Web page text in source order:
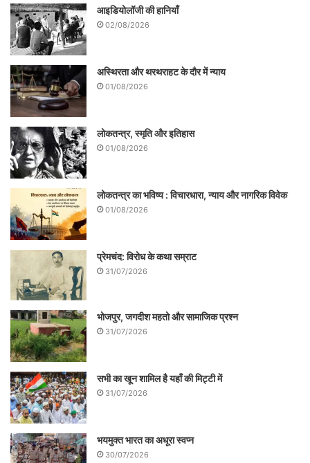
आइडियोलॉजी की हानियाँ
02/08/2026
अस्थिरता और थरथराहट के दौर में न्याय
01/08/2026
लोकतन्त्र, स्मृति और इतिहास
01/08/2026
लोकतन्त्र का भविष्य : विचारधारा, न्याय और नागरिक विवेक
01/08/2026
प्रेमचंद: विरोध के कथा सम्राट
31/07/2026
भोजपुर, जगदीश महतो और सामाजिक प्रश्न
31/07/2026
सभी का खून शामिल है यहाँ की मिट्टी में
31/07/2026
भयमुक्त भारत का अधूरा स्वप्न
30/07/2026